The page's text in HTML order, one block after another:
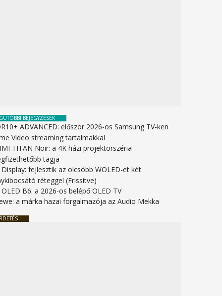
BEJEGYZÉSEK
ADVANCED: először 2026-os Samsung TV-ken
Video streaming tartalmakkal
TITAN Noir: a 4K házi projektorszéria
tagja
Display: fejlesztik az olcsóbb WOLED-et két
réteggel (Frissítve)
OLED B6: a 2026-os belépő OLED TV
a márka hazai forgalmazója az Audio Mekka